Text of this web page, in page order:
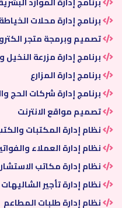
برنامج إدارة محلات الخياطة
تصميم وبرمجة متجر
برنامج إدارة مزرعة النخيل
برنامج إدارة المزارع
برنامج إدارة شركات الحج
تصميم مواقع الانترنت
نظام إدارة المكتبات
نظام إدارة العملاء
نظام إدارة مكاتب
نظام إدارة تأجير
نظام إدارة طلبات المطاعم